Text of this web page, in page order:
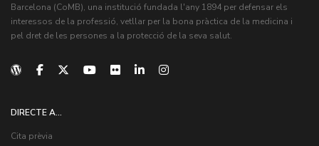
Barcelona (CoMB), una institució fundada l'any 1894 per defensar els
interessos de la professió, vetllar per la bona pràctica de la medicina i
pel dret de les persones a la protecció de la seva salut.
DIRECTE A...
Cita prèvia